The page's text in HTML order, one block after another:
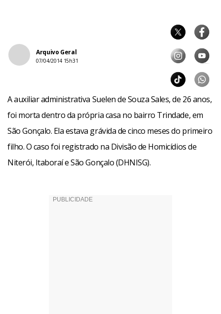
Arquivo Geral
07/04/2014 15h31
A auxiliar administrativa Suelen de Souza Sales, de 26 anos,
foi morta dentro da própria casa no bairro Trindade, em
São Gonçalo. Ela estava grávida de cinco meses do primeiro
filho. O caso foi registrado na Divisão de Homicídios de
Niterói, Itaboraí e São Gonçalo (DHNISG).